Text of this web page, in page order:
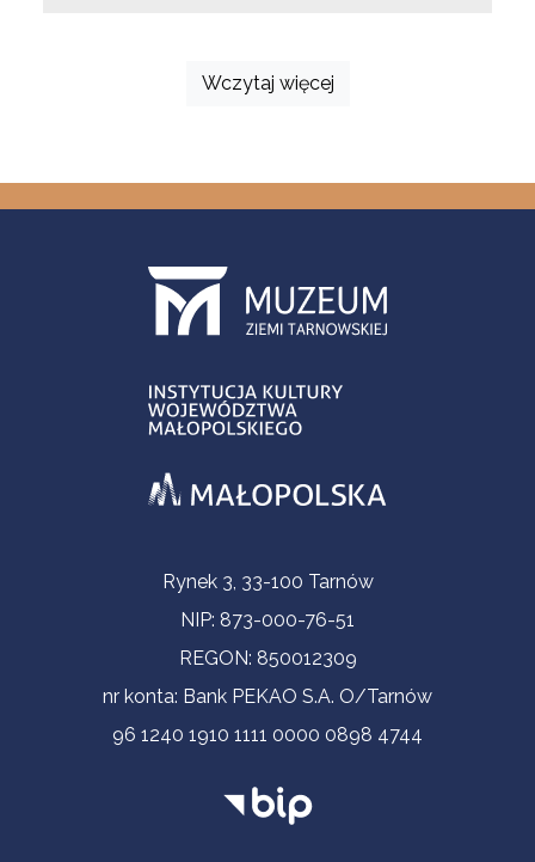
Wczytaj więcej
Informacje kontaktoweRynek 3, 33-100 Tarnów
NIP: 873-000-76-51
REGON: 850012309
nr konta: Bank PEKAO S.A. O/Tarnów
96 1240 1910 1111 0000 0898 4744